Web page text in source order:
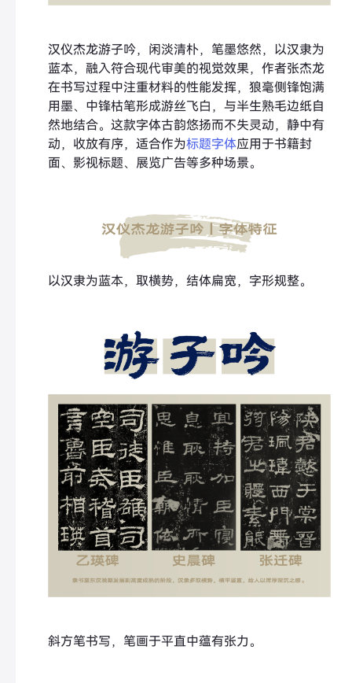
汉仪杰龙游子吟，闲淡清朴，笔墨悠然，以汉隶为
蓝本，融入符合现代审美的视觉效果，作者张杰龙
在书写过程中注重材料的性能发挥，狼毫侧锋饱满
用墨、中锋枯笔形成游丝飞白，与半生熟毛边纸自
然地结合。这款字体古韵悠扬而不失灵动，静中有
动，收放有序，适合作为标题字体应用于书籍封
面、影视标题、展览广告等多种场景。
以汉隶为蓝本，取横势，结体扁宽，字形规整。
斜方笔书写，笔画于平直中蕴有张力。